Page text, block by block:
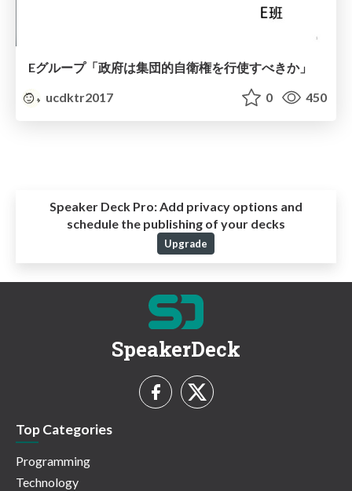
Eグループ「政府は集団的自衛権を行使すべきか」
ucdktr2017
0 450
Speaker Deck Pro:Add privacy options and
schedule the publishing of your decks
Upgrade
SpeakerDeck
Top Categories
Programming
Technology